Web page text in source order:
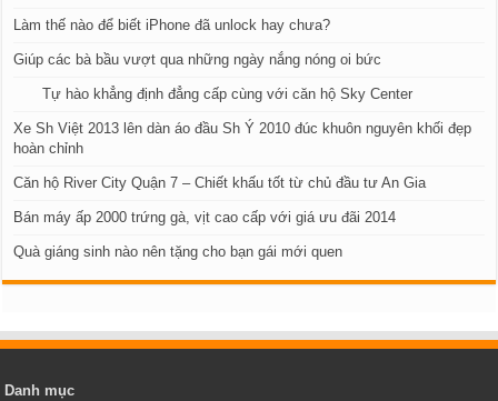
Làm thế nào để biết iPhone đã unlock hay chưa?
Giúp các bà bầu vượt qua những ngày nắng nóng oi bức
Tự hào khẳng định đẳng cấp cùng với căn hộ Sky Center
Xe Sh Việt 2013 lên dàn áo đầu Sh Ý 2010 đúc khuôn nguyên khối đẹp
hoàn chỉnh
Căn hộ River City Quận 7 – Chiết khấu tốt từ chủ đầu tư An Gia
Bán máy ấp 2000 trứng gà, vịt cao cấp với giá ưu đãi 2014
Quà giáng sinh nào nên tặng cho bạn gái mới quen
Danh mục